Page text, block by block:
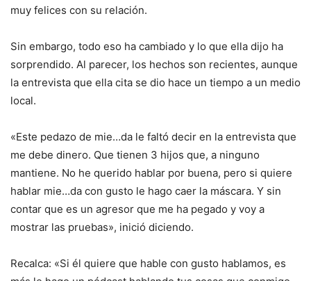
muy felices con su relación.
Sin embargo, todo eso ha cambiado y lo que ella dijo ha
sorprendido. Al parecer, los hechos son recientes, aunque
la entrevista que ella cita se dio hace un tiempo a un medio
local.
«Este pedazo de mie…da le faltó decir en la entrevista que
me debe dinero. Que tienen 3 hijos que, a ninguno
mantiene. No he querido hablar por buena, pero si quiere
hablar mie…da con gusto le hago caer la máscara. Y sin
contar que es un agresor que me ha pegado y voy a
mostrar las pruebas», inició diciendo.
Recalca: «Si él quiere que hable con gusto hablamos, es